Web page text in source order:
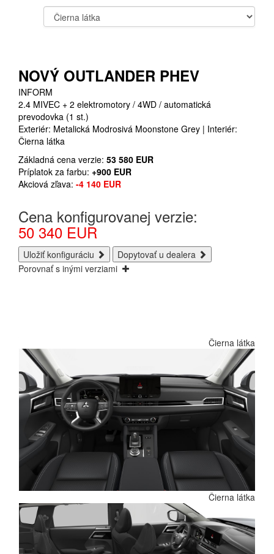
NOVÝ OUTLANDER PHEV
INFORM
2.4 MIVEC + 2 elektromotory / 4WD / automatická
prevodovka (1 st.)
Exteriér: Metalická Modrosivá Moonstone Grey | Interiér:
Čierna látka
Základná cena verzie: 53 580 EUR
Príplatok za farbu: +900 EUR
Akciová zľava: -4 140 EUR
Cena konfigurovanej verzie:
50 340 EUR
Uložiť konfiguráciu
Dopytovať u dealera
Porovnať s inými verziami
Čierna látka
Čierna látka